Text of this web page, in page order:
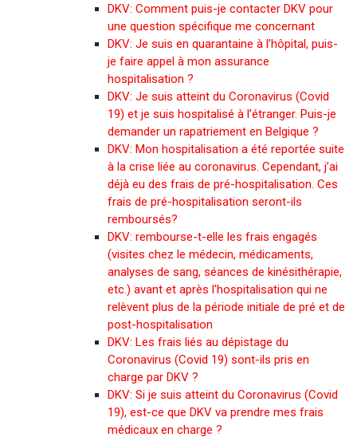
DKV: Comment puis-je contacter DKV pour
une question spécifique me concernant
DKV: Je suis en quarantaine à l’hôpital, puis-
je faire appel à mon assurance
hospitalisation ?
DKV: Je suis atteint du Coronavirus (Covid
19) et je suis hospitalisé à l’étranger. Puis-je
demander un rapatriement en Belgique ?
DKV: Mon hospitalisation a été reportée suite
à la crise liée au coronavirus. Cependant, j’ai
déjà eu des frais de pré-hospitalisation. Ces
frais de pré-hospitalisation seront-ils
remboursés?
DKV: rembourse-t-elle les frais engagés
(visites chez le médecin, médicaments,
analyses de sang, séances de kinésithérapie,
etc.) avant et après l'hospitalisation qui ne
relèvent plus de la période initiale de pré et de
post-hospitalisation
DKV: Les frais liés au dépistage du
Coronavirus (Covid 19) sont-ils pris en
charge par DKV ?
DKV: Si je suis atteint du Coronavirus (Covid
19), est-ce que DKV va prendre mes frais
médicaux en charge ?